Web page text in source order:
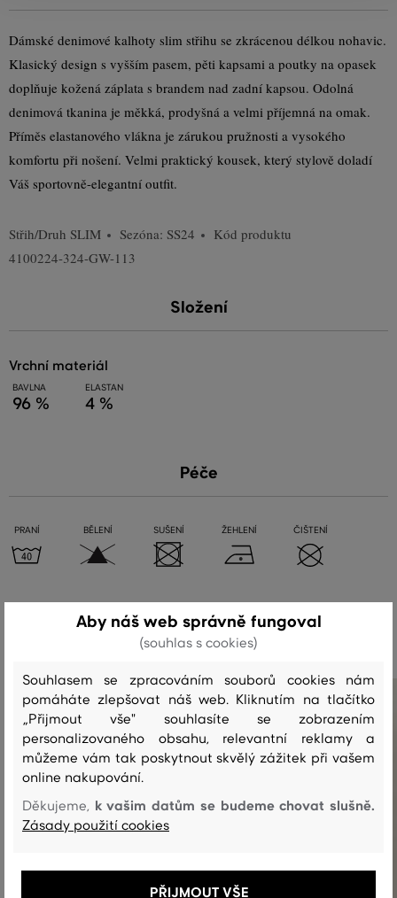
Dámské denimové kalhoty slim střihu se zkrácenou délkou nohavic.
Klasický design s vyšším pasem, pěti kapsami a poutky na opasek
doplňuje kožená záplata s brandem nad zadní kapsou. Odolná
denimová tkanina je měkká, prodyšná a velmi příjemná na omak.
Příměs elastanového vlákna je zárukou pružnosti a vysokého
komfortu při nošení. Velmi praktický kousek, který stylově doladí
Váš sportovně-elegantní outfit.
Střih/Druh SLIM Sezóna: SS24
Kód produktu
4100224-324-GW-113
Složení
vrchní materiál
BAVLNA
96 %
ELASTAN
4 %
Péče
PRANÍ BĚLENÍ SUŠENÍ ŽEHLENÍ ČIŠTENÍ
Doporučené produkty
Aby náš web správně fungoval
(souhlas s cookies)
Souhlasem se zpracováním souborů cookies nám
pomáháte zlepšovat náš web. Kliknutím na tlačítko
„Přijmout vše" souhlasíte se zobrazením
personalizovaného obsahu, relevantní reklamy a
můžeme vám tak poskytnout skvělý zážitek při vašem
online nakupování.
Děkujeme, k vašim datům se budeme chovat slušně.
Zásady použití cookies
PŘIJMOUT VŠE